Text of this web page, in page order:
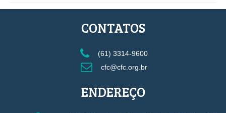
CONTATOS
(61) 3314-9600
cfc@cfc.org.br
ENDEREÇO